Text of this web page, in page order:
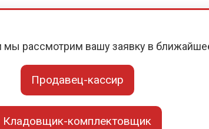
мы рассмотрим вашу заявку в
Продавец-кассир
Кладовщик-комплектовщик